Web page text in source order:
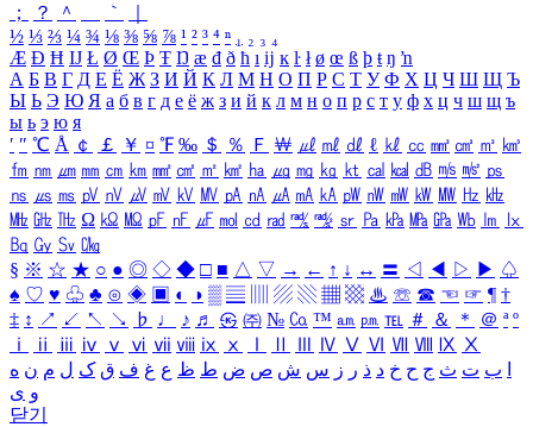
；
？ ＾ ｀
½ ⅓ ⅔ ¼ ¾ ⅛ ⅜ ⅝ ⅞ ¹ ² ³ ⁴ ⁿ ₁ ₂ ₃ ₄
Æ Ð Ħ Ĳ Ł Ø Œ Þ Ŧ Ŋ æ đ ð ħ ı ĳ ĸ ŀ ł ø œ ß þ ŧ ŋ ŉ
А Б В Г Д Е Ё Ж З И Й К Л М Н О П Р С Т У Ф Х Ц Ч Ш Щ Ъ
Ы Ь Э Ю Я а б в г д е ё ж з и й к л м н о п р с т у ф х ц ч ш щ ъ
ы ь э ю я
′ ″ ℃ Å ￠ ￡ ￥ ¤ ℉ ‰ ＄ ％ Ｆ ￦ ㎕ ㎖ ㎗ ℓ ㎘ ㏄ ㎣ ㎤ ㎥ ㎦
㎙ ㎚ ㎛ ㎜ ㎝ ㎞ ㎟ ㎠ ㎡ ㎢ ㏊ ㎍ ㎎ ㎏ ㏏ ㎈ ㎉ ㏈ ㎧ ㎨ ㎰
㎱ ㎲ ㎳ ㎴ ㎵ ㎶ ㎷ ㎸ ㎹ ㎀ ㎁ ㎂ ㎃ ㎄ ㎺ ㎻ ㎽ ㎾ ㎿ ㎐ ㎑
㎒ ㎓ ㎔ Ω ㏀ ㏁ ㎊ ㎋ ㎌ ㏖ ㏅ ㎭ ㎮ ㎯ ㏛ ㎩ ㎪ ㎫ ㎬ ㏝ ㏐
㏓
㏃ ㏉ ㏜ ㏆
§ ※ ☆ ★ ○ ● ◎ ◇ ◆ □ ■ △ ▽ → ← ↑ ↓ ↔ 〓 ◁ ◀ ▷ ▶ ♤
♠ ♡ ♥ ♧ ♣ ⊙ ◈ ▣ ◐ ◑ ▒ ▤ ▨ ▧ ▦ ▩ ♨ ☏ ☎ ☜ ☞ ¶ †
‡ ↕ ↗ ↙ ↖ ↘ ♭ ♩ ♪ ♬ ㉿ ㈜ № ㏇ ™ ㏂ ㏘ ℡ ＃ ＆ ＊ ＠ ª º
ⅰ
ⅱ ⅲ ⅳ ⅴ ⅵ ⅶ ⅷ ⅸ ⅹ Ⅳ Ⅴ Ⅵ Ⅶ Ⅷ Ⅸ Ⅹ
ب ت ث ج ح خ د ذ ر ز س ش ص ض ط ظ ع غ ف ق ک ل م ن ه
و ی
닫기